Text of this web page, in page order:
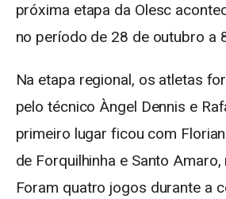
próxima etapa da Olesc
no período de 28 de outubro a
Na etapa regional, os atletas
pelo técnico Àngel Dennis e
primeiro lugar ficou com
de Forquilhinha e Santo
Foram quatro jogos durante a